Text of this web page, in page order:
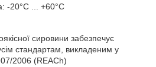
-20°C ... +60°C
сировини забезпечує
усім стандартам, викладеним у
2006 (REACh)